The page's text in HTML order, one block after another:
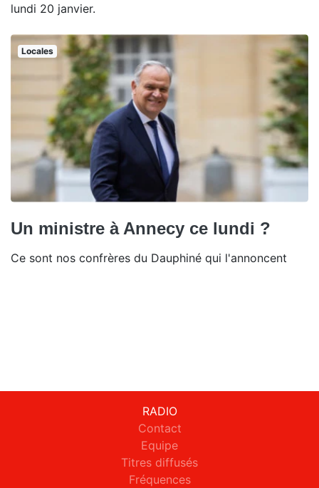
lundi 20 janvier.
Locales
Un ministre à Annecy ce lundi ?
Ce sont nos confrères du Dauphiné qui l'annoncent
RADIO
Contact
Equipe
Titres diffusés
Fréquences